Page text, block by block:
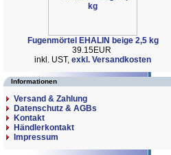
Fugenmörtel EHALIN beige 2,5 kg
39.15EUR
inkl. UST, exkl. Versandkosten
Informationen
Versand & Zahlung
Datenschutz & AGBs
Kontakt
Händlerkontakt
Impressum